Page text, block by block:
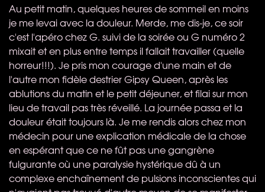
Au petit matin, quelques heures de sommeil en moins
je me levai avec la douleur. Merde, me dis-je, ce soir
c'est l'apéro chez G. suivi de la soirée ou G numéro 2
mixait et en plus entre temps il fallait travailler (quelle
horreur!!!). Je pris mon courage d'une main et de
l'autre mon fidèle destrier Gipsy Queen, après les
ablutions du matin et le petit déjeuner, et filai sur mon
lieu de travail pas très réveillé. La journée passa et la
douleur était toujours là. Je me rendis alors chez mon
médecin pour une explication médicale de la chose
en espérant que ce ne fût pas une gangrène
fulgurante où une paralysie hystérique dû à un
complexe enchaînement de pulsions inconscientes qui